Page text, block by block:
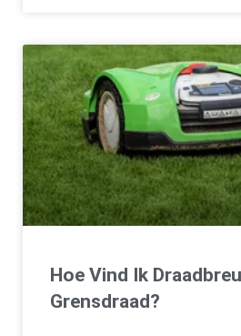
Hoe Vind Ik
Grensdraad?